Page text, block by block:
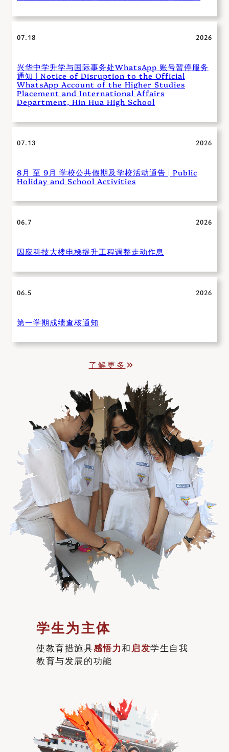
07.18 2026
兴华中学升学与国际事务处WhatsApp 账号暂停服务
通知 | Notice of Disruption to the Official
WhatsApp Account of the Higher Studies
Placement and International Affairs
Department, Hin Hua High School
07.13 2026
8月 至 9月 学校公共假期及学校活动通告 | Public
Holiday and School Activities
06.7 2026
因应科技大楼电梯提升工程调整走动作息
06.5 2026
第一学期成绩查核通知
了解更多
学生为主体
使教育措施具感悟力和 启发学生自我
教育与发展的功能